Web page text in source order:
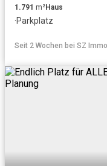
1.791 m²Haus
·Parkplatz
Seit 2 Wochen bei SZ